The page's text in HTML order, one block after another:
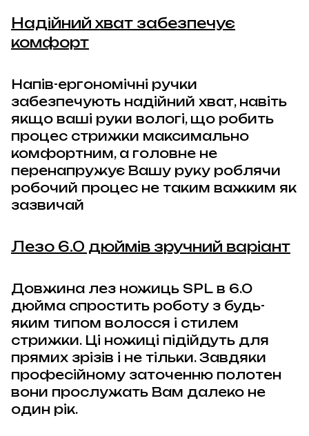
Надійний хват забезпечує
комфорт
Напів-ергономічні ручки
забезпечують надійний хват, навіть
якщо ваші руки вологі, що робить
процес стрижки максимально
комфортним, а головне не
перенапружує Вашу руку роблячи
робочий процес не таким важким як
зазвичай
Лезо 6.0 дюймів зручний варіант
Довжина лез ножиць SPL в 6.0
дюйма спростить роботу з будь-
яким типом волосся і стилем
стрижки. Ці ножиці підійдуть для
прямих зрізів і не тільки. Завдяки
професійному заточенню полотен
вони прослужать Вам далеко не
один рік.